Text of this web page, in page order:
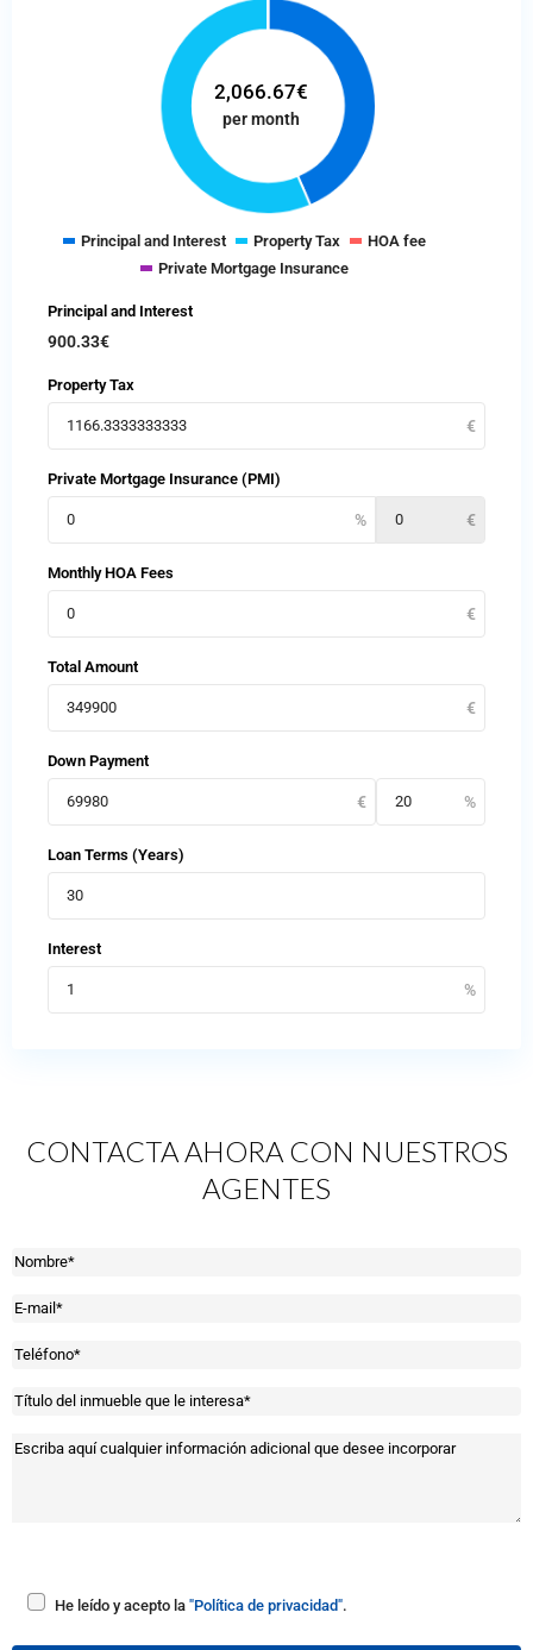
2,066.67€
per month
Principal and Interest Property Tax
HOA fee
Private Mortgage Insurance
Principal and Interest
900.33€
Property Tax
Private Mortgage Insurance (PMI)
Monthly HOA Fees
Total Amount
Down Payment
Loan Terms (Years)
Interest
CONTACTA AHORA CON NUESTROS
AGENTES
He leído y acepto la "Política de privacidad".